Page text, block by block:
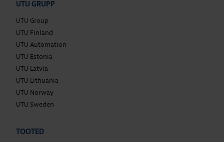
UTU GRUPP
UTU Group
UTU Finland
UTU Automation
UTU Estonia
UTU Latvia
UTU Lithuania
UTU Norway
UTU Sweden
TOOTED